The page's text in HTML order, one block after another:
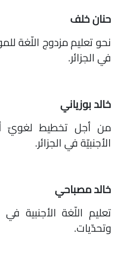
حنان خلف
نحو تعليم مزدوج اللّغة
في الجزائر.
خالد بوزياني
من أجل تخطيط لغويّ
الأجنبيّة في الجزائر.
خالد مصباحي
تعليم اللّغة الأجنبية
وتحدّيات.